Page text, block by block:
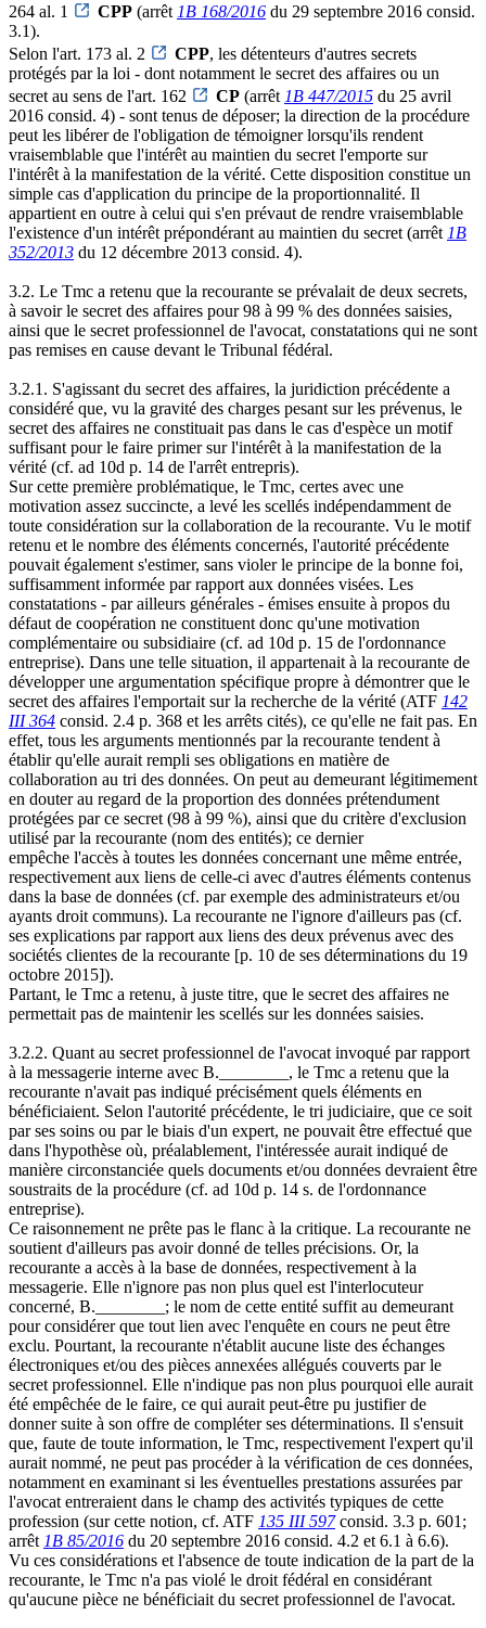
264 al. 1
CPP (arrêt 1B 168/2016 du 29 septembre 2016 consid.
3.1).
Selon l'art. 173 al. 2
CPP, les détenteurs d'autres secrets
protégés par la loi - dont notamment le secret des affaires ou un
secret au sens de l'art. 162
CP (arrêt 1B 447/2015 du 25 avril
2016 consid. 4) - sont tenus de déposer; la direction de la procédure
peut les libérer de l'obligation de témoigner lorsqu'ils rendent
vraisemblable que l'intérêt au maintien du secret l'emporte sur
l'intérêt à la manifestation de la vérité. Cette disposition constitue un
simple cas d'application du principe de la proportionnalité. Il
appartient en outre à celui qui s'en prévaut de rendre vraisemblable
l'existence d'un intérêt prépondérant au maintien du secret (arrêt 1B
352/2013 du 12 décembre 2013 consid. 4).
3.2. Le Tmc a retenu que la recourante se prévalait de deux secrets,
à savoir le secret des affaires pour 98 à 99 % des données saisies,
ainsi que le secret professionnel de l'avocat, constatations qui ne sont
pas remises en cause devant le Tribunal fédéral.
3.2.1. S'agissant du secret des affaires, la juridiction précédente a
considéré que, vu la gravité des charges pesant sur les prévenus, le
secret des affaires ne constituait pas dans le cas d'espèce un motif
suffisant pour le faire primer sur l'intérêt à la manifestation de la
vérité (cf. ad 10d p. 14 de l'arrêt entrepris).
Sur cette première problématique, le Tmc, certes avec une
motivation assez succincte, a levé les scellés indépendamment de
toute considération sur la collaboration de la recourante. Vu le motif
retenu et le nombre des éléments concernés, l'autorité précédente
pouvait également s'estimer, sans violer le principe de la bonne foi,
suffisamment informée par rapport aux données visées. Les
constatations - par ailleurs générales - émises ensuite à propos du
défaut de coopération ne constituent donc qu'une motivation
complémentaire ou subsidiaire (cf. ad 10d p. 15 de l'ordonnance
entreprise). Dans une telle situation, il appartenait à la recourante de
développer une argumentation spécifique propre à démontrer que le
secret des affaires l'emportait sur la recherche de la vérité (ATF 142
III 364 consid. 2.4 p. 368 et les arrêts cités), ce qu'elle ne fait pas. En
effet, tous les arguments mentionnés par la recourante tendent à
établir qu'elle aurait rempli ses obligations en matière de
collaboration au tri des données. On peut au demeurant légitimement
en douter au regard de la proportion des données prétendument
protégées par ce secret (98 à 99 %), ainsi que du critère d'exclusion
utilisé par la recourante (nom des entités); ce dernier
empêche l'accès à toutes les données concernant une même entrée,
respectivement aux liens de celle-ci avec d'autres éléments contenus
dans la base de données (cf. par exemple des administrateurs et/ou
ayants droit communs). La recourante ne l'ignore d'ailleurs pas (cf.
ses explications par rapport aux liens des deux prévenus avec des
sociétés clientes de la recourante [p. 10 de ses déterminations du 19
octobre 2015]).
Partant, le Tmc a retenu, à juste titre, que le secret des affaires ne
permettait pas de maintenir les scellés sur les données saisies.
3.2.2. Quant au secret professionnel de l'avocat invoqué par rapport
à la messagerie interne avec B.________, le Tmc a retenu que la
recourante n'avait pas indiqué précisément quels éléments en
bénéficiaient. Selon l'autorité précédente, le tri judiciaire, que ce soit
par ses soins ou par le biais d'un expert, ne pouvait être effectué que
dans l'hypothèse où, préalablement, l'intéressée aurait indiqué de
manière circonstanciée quels documents et/ou données devraient être
soustraits de la procédure (cf. ad 10d p. 14 s. de l'ordonnance
entreprise).
Ce raisonnement ne prête pas le flanc à la critique. La recourante ne
soutient d'ailleurs pas avoir donné de telles précisions. Or, la
recourante a accès à la base de données, respectivement à la
messagerie. Elle n'ignore pas non plus quel est l'interlocuteur
concerné, B.________; le nom de cette entité suffit au demeurant
pour considérer que tout lien avec l'enquête en cours ne peut être
exclu. Pourtant, la recourante n'établit aucune liste des échanges
électroniques et/ou des pièces annexées allégués couverts par le
secret professionnel. Elle n'indique pas non plus pourquoi elle aurait
été empêchée de le faire, ce qui aurait peut-être pu justifier de
donner suite à son offre de compléter ses déterminations. Il s'ensuit
que, faute de toute information, le Tmc, respectivement l'expert qu'il
aurait nommé, ne peut pas procéder à la vérification de ces données,
notamment en examinant si les éventuelles prestations assurées par
l'avocat entreraient dans le champ des activités typiques de cette
profession (sur cette notion, cf. ATF 135 III 597consid. 3.3 p. 601;
arrêt 1B 85/2016 du 20 septembre 2016 consid. 4.2 et 6.1 à 6.6).
Vu ces considérations et l'absence de toute indication de la part de la
recourante, le Tmc n'a pas violé le droit fédéral en considérant
qu'aucune pièce ne bénéficiait du secret professionnel de l'avocat.